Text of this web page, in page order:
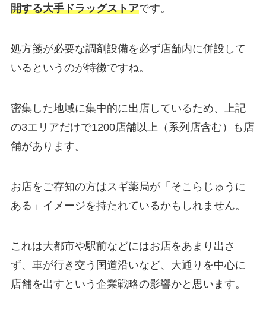
開する大手ドラッグストアです。
処方箋が必要な調剤設備を必ず店舗内に併設して
いるというのが特徴ですね。
密集した地域に集中的に出店しているため、上記
の3エリアだけで1200店舗以上（系列店含む）も店
舗があります。
お店をご存知の方はスギ薬局が「そこらじゅうに
ある」イメージを持たれているかもしれません。
これは大都市や駅前などにはお店をあまり出さ
ず、車が行き交う国道沿いなど、大通りを中心に
店舗を出すという企業戦略の影響かと思います。